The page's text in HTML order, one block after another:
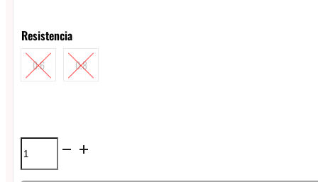
Resistencia
0.6 0.8
Coil
Smok